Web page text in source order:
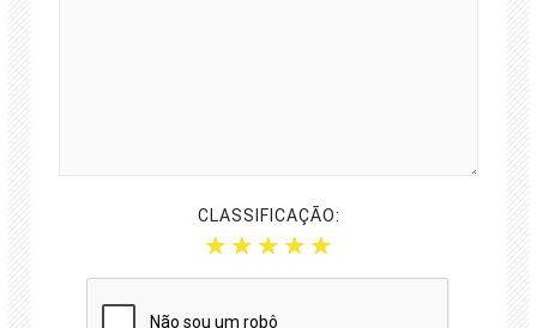
CLASSIFICAÇÃO: